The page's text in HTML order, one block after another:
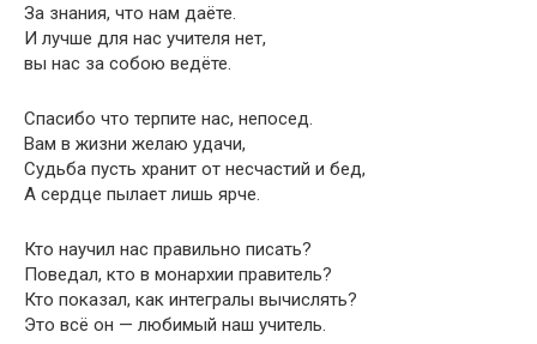
За знания, что нам даёте.
И лучше для нас учителя нет,
вы нас за собою ведёте.
Спасибо что терпите нас, непосед.
Вам в жизни желаю удачи,
Судьба пусть хранит от несчастий и бед,
А сердце пылает лишь ярче.
Кто научил нас правильно писать?
Поведал, кто в монархии правитель?
Кто показал, как интегралы вычислять?
Это всё он — любимый наш учитель.